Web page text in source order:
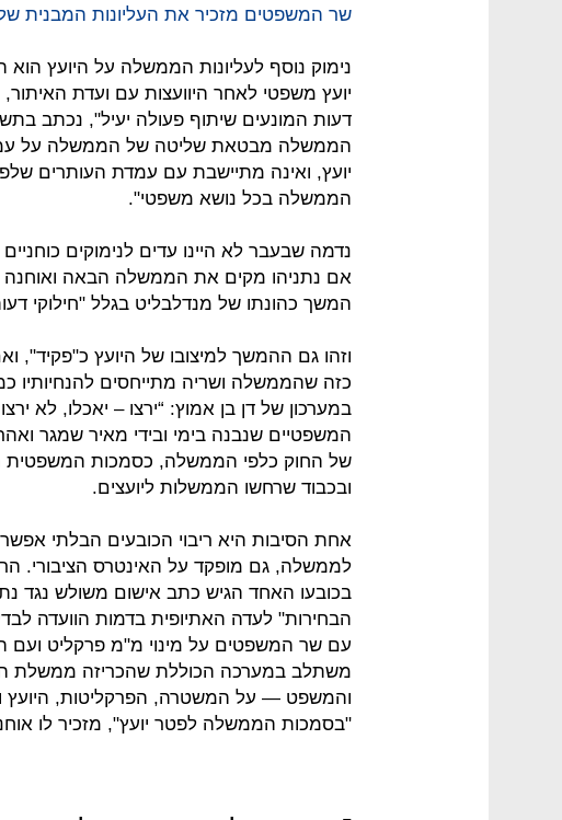
שר המשפטים מזכיר את העליונות המבנית
נימוק נוסף לעליונות הממשלה על היועץ
יועץ משפטי לאחר היוועצות עם ועדת האיתור,
דעות המונעים שיתוף פעולה יעיל", נכתב
הממשלה מבטאת שליטה של הממשלה על
יועץ, ואינה מתיישבת עם עמדת העותרים
הממשלה בכל נושא משפטי".
נדמה שבעבר לא היינו עדים לנימוקים
אם נתניהו מקים את הממשלה הבאה
המשך כהונתו של מנדלבליט בגלל "חילוקי
וזהו גם ההמשך למיצובו של היועץ כ"פקיד",
כזה שהממשלה ושריה מתייחסים להנחיותיו
במערכון של דן בן אמוץ: “ירצו – יאכלו, לא
המשפטיים שנבנה בימי ובידי מאיר שמגר
של החוק כלפי הממשלה, כסמכות המשפטית
ובכבוד שרחשו הממשלות ליועצים.
אחת הסיבות היא ריבוי הכובעים הבלתי
לממשלה, גם מופקד על האינטרס הציבורי.
בכובעו האחד הגיש כתב אישום משולש נגד
הבחירות" לעדה האתיופית בדמות הוועדה
עם שר המשפטים על מינוי מ"מ פרקליט ועם
משתלב במערכה הכוללת שהכריזה ממשלת
והמשפט — על המשטרה, הפרקליטות, היועץ
"בסמכות הממשלה לפטר יועץ", מזכיר לו